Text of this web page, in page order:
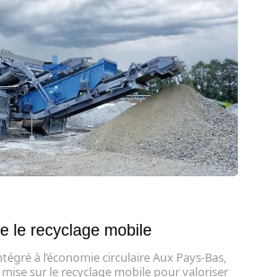
le recyclage mobile
à l’économie circulaire Aux Pays-Bas,
sur le recyclage mobile pour valoriser